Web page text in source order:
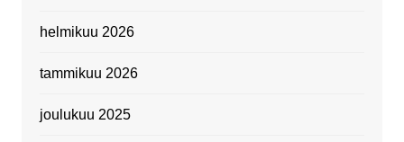
helmikuu 2026
tammikuu 2026
joulukuu 2025